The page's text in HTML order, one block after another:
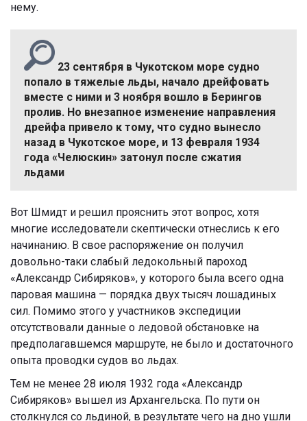
нему.
23 сентября в Чукотском море судно
попало в тяжелые льды, начало дрейфовать
вместе с ними и 3 ноября вошло в Берингов
пролив. Но внезапное изменение направления
дрейфа привело к тому, что судно вынесло
назад в Чукотское море, и 13 февраля 1934
года «Челюскин» затонул после сжатия
льдами
Вот Шмидт и решил прояснить этот вопрос, хотя
многие исследователи скептически отнеслись к его
начинанию. В свое распоряжение он получил
довольно-таки слабый ледокольный пароход
«Александр Сибиряков», у которого была всего одна
паровая машина — порядка двух тысяч лошадиных
сил. Помимо этого у участников экспедиции
отсутствовали данные о ледовой обстановке на
предполагавшемся маршруте, не было и достаточного
опыта проводки судов во льдах.
Тем не менее 28 июля 1932 года «Александр
Сибиряков» вышел из Архангельска. По пути он
столкнулся со льдиной, в результате чего на дно ушли